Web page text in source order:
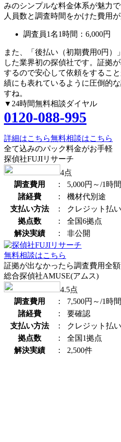
みのシンプルな料金体系が魅力
人員数と調査時間をかけた費用
調査員1名1時間： 6,000円
また、 「後払い（初期費用0円）」
した業界初の探偵社です。証拠
するので安心して依頼をするこ
績にも表れているように圧倒的
すね。
▼24時間無料相談ダイヤル
0120-088-995
詳細はこちら無料相談はこちら
全て込みのパック料金がお手軽
探偵社FUJIリサーチ
4点
調査費用
：
5,000円～/1時
諸経費
：
機材代別途
支払い方法
：
クレジット払
拠点数
：
全国6拠点
解決実績
： 非公開
無料相談はこちら
証拠が出なかったら調査費用全
総合探偵社AMUSE(アムス)
4.5点
調査費用
：
7,500円～/1時
諸経費
：
要確認
支払い方法
：
クレジット払
拠点数
：
全国1拠点
解決実績
： 2,500件